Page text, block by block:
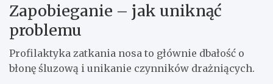
Zapobieganie – jak uniknąć
problemu
Profilaktyka zatkania nosa to głównie dbałość o
błonę śluzową i unikanie czynników drażniących.